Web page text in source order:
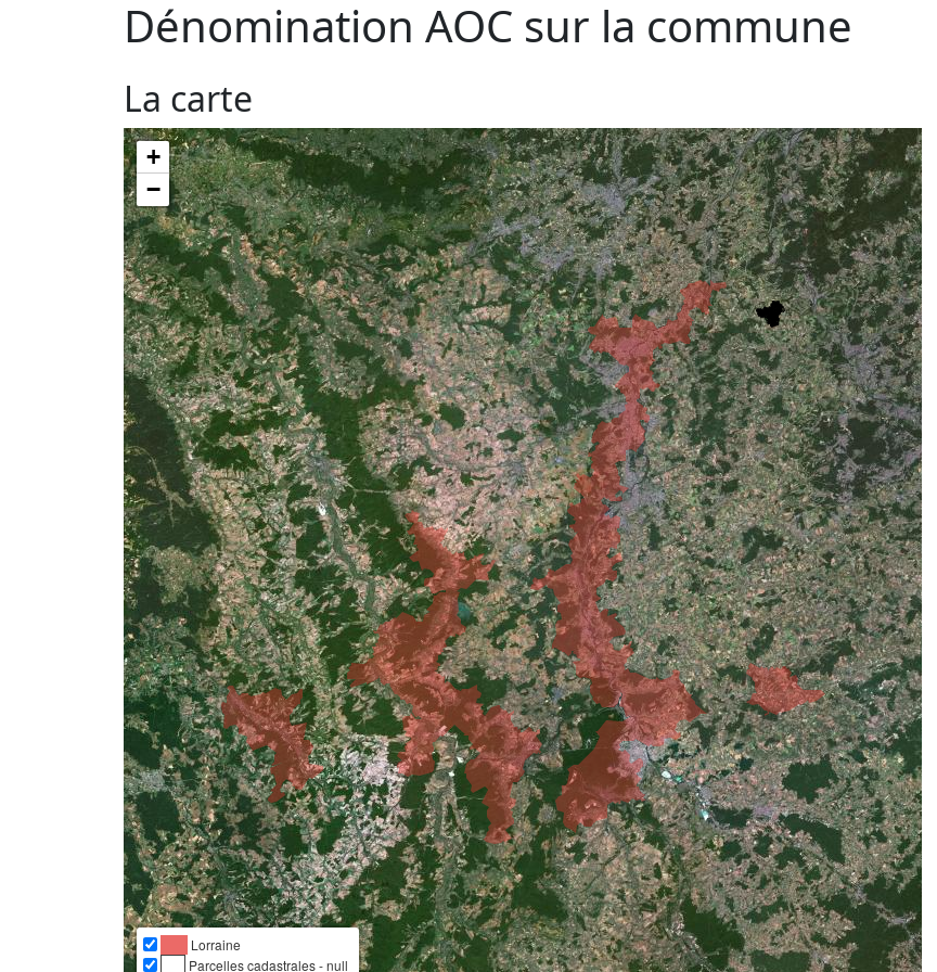
Dénomination AOC sur la commune
La carte
+
−
Lorraine
Parcelles cadastrales - null